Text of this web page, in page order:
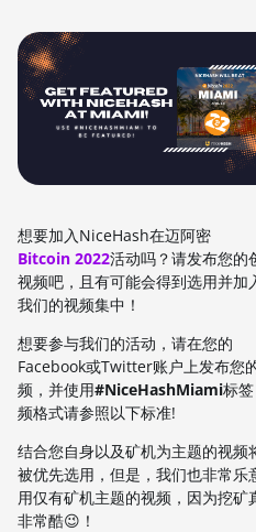
想要加入NiceHash在迈阿密
Bitcoin 2022活动吗？请发布您的
视频吧，且有可能会得到选用并加
我们的视频集中！
想要参与我们的活动，请在您的
Facebook或Twitter账户上发布您
频，并使用#NiceHashMiami标
频格式请参照以下标准!
结合您自身以及矿机为主题的视频
被优先选用，但是，我们也非常乐
用仅有矿机主题的视频，因为挖矿
非常酷😉！